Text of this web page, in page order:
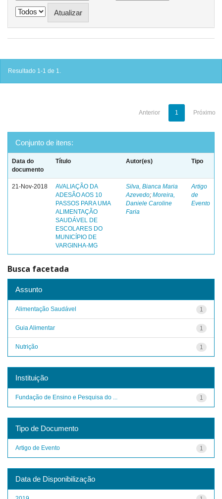
Resultado 1-1 de 1.
Anterior 1 Próximo
Conjunto de itens:
Data do
documento
Título Autor(es) Tipo
21-Nov-2018
AVALIAÇÃO DA
ADESÃO AOS 10
PASSOS PARA UMA
ALIMENTAÇÃO
SAUDÁVEL DE
ESCOLARES DO
MUNICÍPIO DE
VARGINHA-MG
Silva, Bianca Maria
Azevedo; Moreira,
Daniele Caroline
Faria
Artigo
de
Evento
Busca facetada
Assunto
1
Alimentação Saudável
1
Guia Alimentar
1
Nutrição
Instituição
1
Fundação de Ensino e Pesquisa do ...
Tipo de Documento
1
Artigo de Evento
Data de Disponibilização